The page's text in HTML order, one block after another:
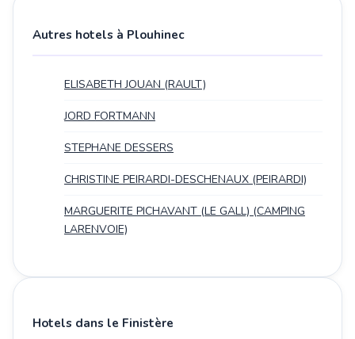
Autres hotels à Plouhinec
ELISABETH JOUAN (RAULT)
JORD FORTMANN
STEPHANE DESSERS
CHRISTINE PEIRARDI-DESCHENAUX (PEIRARDI)
MARGUERITE PICHAVANT (LE GALL) (CAMPING
LARENVOIE)
Hotels dans le Finistère